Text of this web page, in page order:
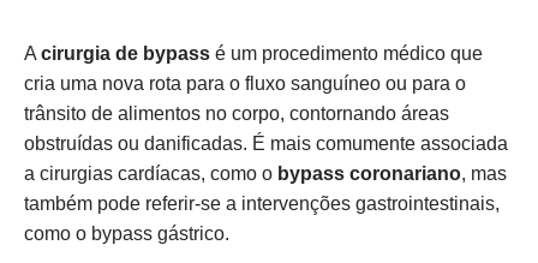
A cirurgia de bypass é um procedimento médico que
cria uma nova rota para o fluxo sanguíneo ou para o
trânsito de alimentos no corpo, contornando áreas
obstruídas ou danificadas. É mais comumente associada
a cirurgias cardíacas, como o bypass coronariano, mas
também pode referir-se a intervenções gastrointestinais,
como o bypass gástrico.